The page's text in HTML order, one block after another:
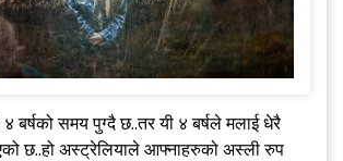
बर्षको समय पुग्दै छ..तर यी ४ बर्षले मलाई धेरै
छ..हो अस्ट्रेलियाले आफ्नाहरुको अस्ली रुप